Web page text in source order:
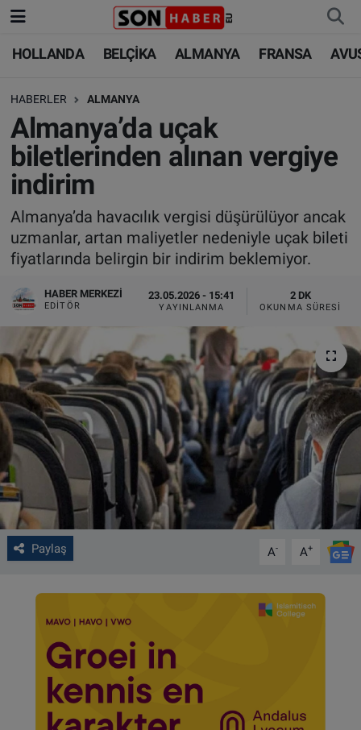
HOLLANDA BELÇİKA ALMANYA FRANSA
HABERLER ALMANYA
Almanya’da uçak
biletlerinden alınan vergiye
indirim
Almanya’da havacılık vergisi düşürülüyor ancak
uzmanlar, artan maliyetler nedeniyle uçak bileti
fiyatlarında belirgin bir indirim beklemiyor.
HABER MERKEZI
EDITÖR
23.05.2026 - 15:41
YAYINLANMA
2 DK
OKUNMA SÜRESI
Paylaş A- A+
HOLLANDA
BELÇİKA
ALMANYA
FRANSA
AVUSTURYA
SAĞLIK - YAŞAM
BİLİM-TEKNOLOJİ
HOLLANDA
BELÇİKA
ALMANYA
TÜRKİYE
DÜNYA
BİLİM-TEKNOLOJİ
SAĞLIK
FOTO GALERİ
VIDEO GALERİ
ALGEMENE VOORWAARDEN
CONTACT
Çerez Politikası
Nöbetçi Eczaneler
Hava Durumu
Trafik Durumu
Süper Lig Puan Durumu ve Fikstür
Tüm Manşetler
Son Dakika Haberleri
Haber Arşivi